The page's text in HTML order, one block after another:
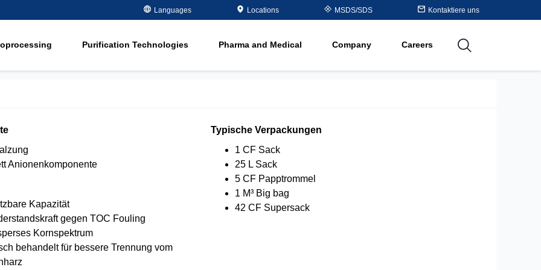
Languages Locations MSDS/SDS Kontaktiere uns
Purification Technologies Pharma and Medical Company Careers
Oil and Gas
Potable and Groundwater
Recovery
Softening
Water Purity Solutions
Table
Anionenkomponente
Kapazität
gegen TOC Fouling
Kornspektrum
behandelt für bessere Trennung vom
Typische Verpackungen
1 CF Sack
25 L Sack
5 CF Papptrommel
1 M³ Big bag
42 CF Supersack